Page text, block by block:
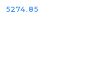
Cena:
5274.85